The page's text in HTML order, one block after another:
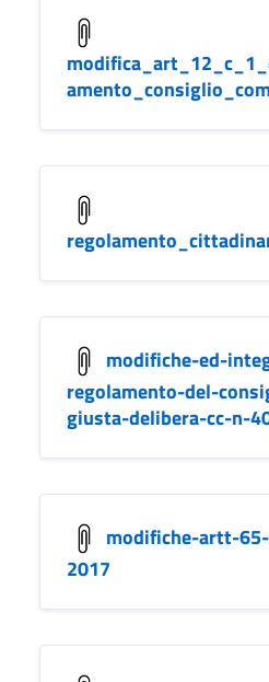
modifiche-ed-
regolamento-del-
giusta-delibera-cc-n-
modifiche-artt-
2017